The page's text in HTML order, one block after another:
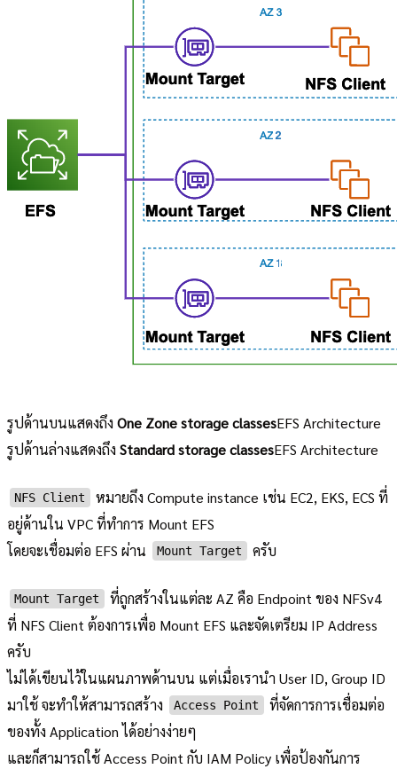
รูปด้านบนแสดงถึง One Zone storage classesEFS Architecture
รูปด้านล่างแสดงถึง Standard storage classesEFS Architecture
NFS Client
หมายถึง Compute instance เช่น EC2, EKS, ECS ที่
อยู่ด้านใน VPC ที่ทำการ Mount EFS
โดยจะเชื่อมต่อ EFS ผ่าน
Mount Target ครับ
Mount Target
ที่ถูกสร้างในแต่ละ AZ คือ Endpoint ของ NFSv4
ที่ NFS Client ต้องการเพื่อ Mount EFS และจัดเตรียม IP Address
ครับ
ไม่ได้เขียนไว้ในแผนภาพด้านบน แต่เมื่อเรานำ User ID, Group ID
มาใช้ จะทำให้สามารถสร้าง
Access Point
ที่จัดการการเชื่อมต่อ
ของทั้ง Application ได้อย่างง่ายๆ
และก็สามารถใช้ Access Point กับ IAM Policy เพื่อป้องกันการ